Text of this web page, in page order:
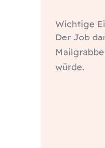
Wichtige
Der Job
würde.